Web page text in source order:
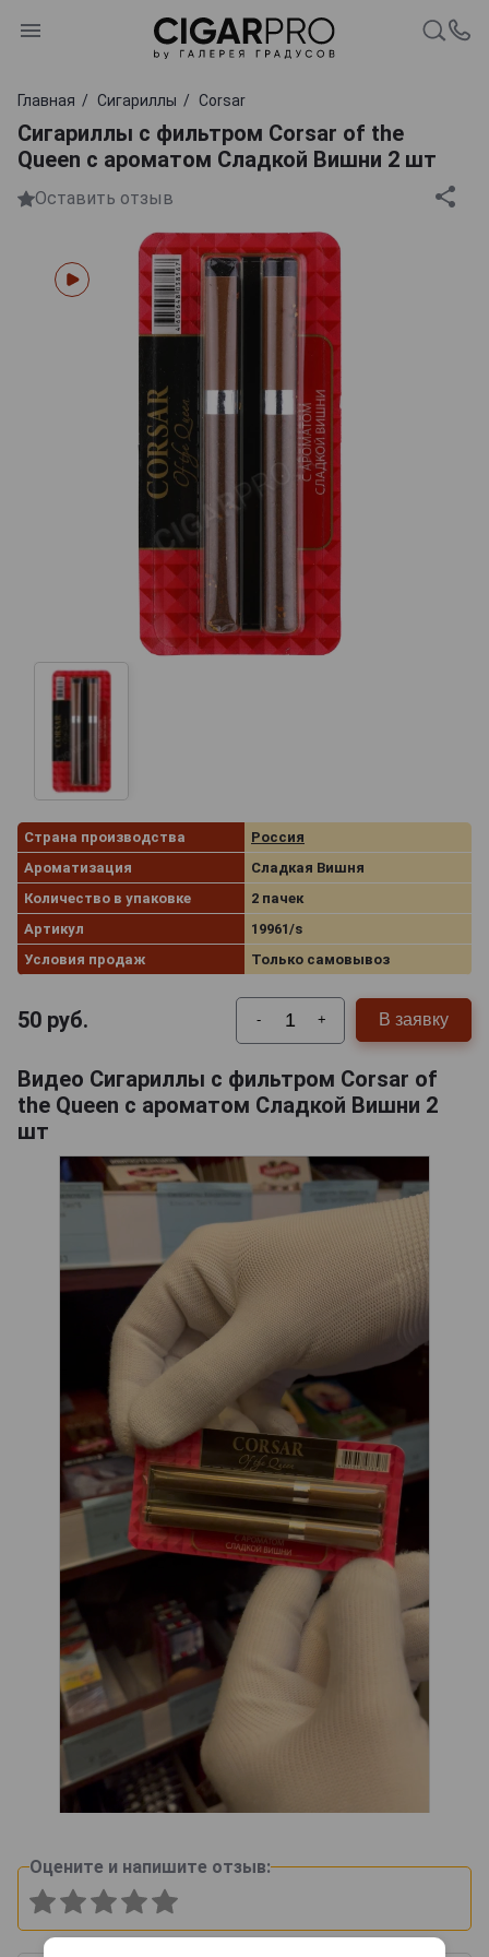
Главная Сигариллы Corsar
Сигариллы с фильтром Corsar of the
Queen с ароматом Сладкой Вишни 2 шт
Оставить отзыв
Страна производства
Россия
Ароматизация
Сладкая Вишня
Количество в упаковке
2 пачек
Артикул
19961/s
Условия продаж
Только самовывоз
50 руб. - + В заявку
Видео Сигариллы с фильтром Corsar of
the Queen с ароматом Сладкой Вишни 2
шт
Оцените и напишите отзыв: